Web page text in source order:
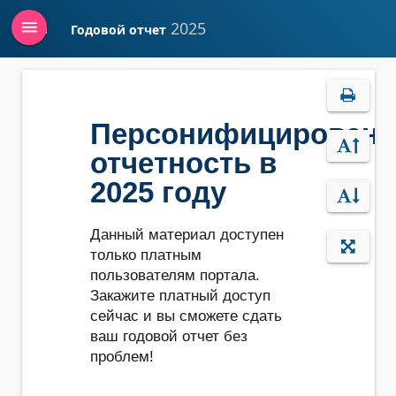
Войти Годовой отчет 2025
menu
отчетность в
2025 году
Данный материал доступен
только платным
пользователям портала.
Закажите платный доступ
сейчас и вы сможете сдать
ваш годовой отчет без
проблем!